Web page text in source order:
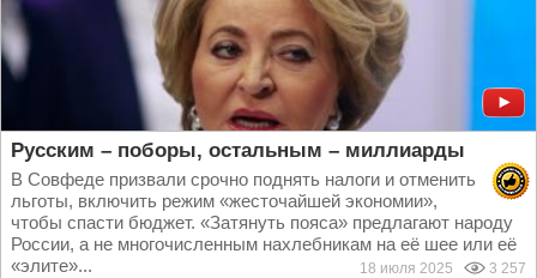
Русским – поборы, остальным – миллиарды
В Совфеде призвали срочно поднять налоги и отменить
льготы, включить режим «жесточайшей экономии»,
чтобы спасти бюджет. «Затянуть пояса» предлагают народу
России, а не многочисленным нахлебникам на её шее или её
«элите»...
18 июля 2025 3 257